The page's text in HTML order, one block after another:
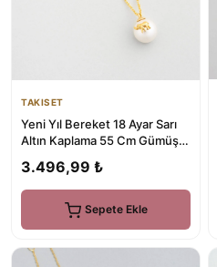
TAKISET
Yeni Yıl Bereket 18 Ayar Sarı
Altın Kaplama 55 Cm Gümüş
3.496,99 ₺
Sepete Ekle